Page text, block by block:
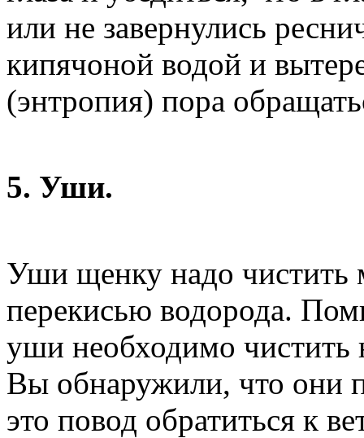
или не завернулись
кипячоной водой и
(энтропия) пора
5. Уши.
Уши щенку надо чистить
перекисью водорода.
уши необходимо чистить
Вы обнаружили, что они
это повод обратиться к